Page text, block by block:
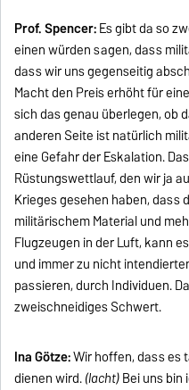
Prof. Spencer:Es gibt da so
einen würden sagen, dass
dass wir uns gegenseitig
Macht den Preis erhöht für
sich das genau überlegen, ob
anderen Seite ist natürlich
eine Gefahr der Eskalation.
Rüstungswettlauf, den wir ja
Krieges gesehen haben,
militärischem Material und
Flugzeugen in der Luft, kann
und immer zu nicht
passieren, durch Individuen.
zweischneidiges Schwert.
Ina Götze:Wir hoffen, dass es
dienen wird.(lacht)Bei uns